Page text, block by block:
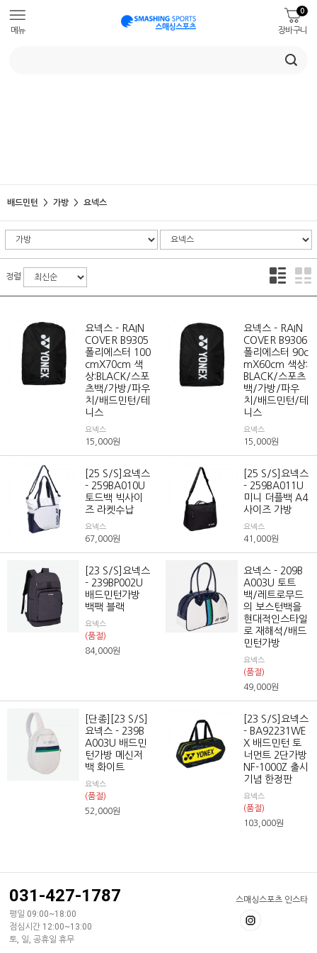
메뉴 장바구니
0
배드민턴 가방 요넥스
정렬
요넥스 - RAIN
COVER B9305
폴리에스터 100
cmX70cm 색
상:BLACK/스포
츠백/가방/파우
치/배드민턴/테
니스
요넥스
15,000원
요넥스 - RAIN
COVER B9306
폴리에스터 90c
mX60cm 색상:
BLACK/스포츠
백/가방/파우
치/배드민턴/테
니스
요넥스
15,000원
[25 S/S]요넥스
- 259BA010U
토드백 빅사이
즈 라켓수납
요넥스
67,000원
[25 S/S]요넥스
- 259BA011U
미니 더플백 A4
사이즈 가방
요넥스
41,000원
[23 S/S]요넥스
- 239BP002U
배드민턴가방
백팩 블랙
요넥스
(품절)
84,000원
요넥스 - 209B
A003U 토트
백/레트로무드
의 보스턴백을
현대적인스타일
로 재해석/배드
민턴가방
요넥스
(품절)
49,000원
[단종][23 S/S]
요넥스 - 239B
A003U 배드민
턴가방 메신저
백 화이트
요넥스
(품절)
52,000원
[23 S/S]요넥스
- BA92231WE
X 배드민턴 토
너먼트 2단가방
NF-1000Z 출시
기념 한정판
요넥스
(품절)
103,000원
스매싱스포츠 인스타
031-427-1787
평일 09:00~18:00
점심시간 12:00~13:00
토, 일, 공휴일 휴무